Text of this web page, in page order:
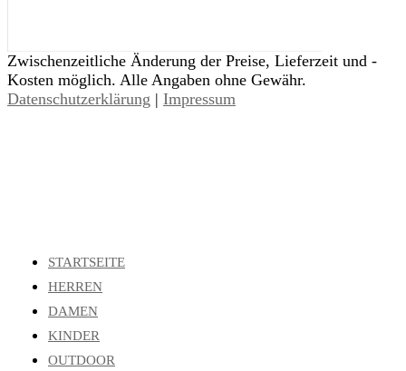
Zwischenzeitliche Änderung der Preise, Lieferzeit und -
Kosten möglich. Alle Angaben ohne Gewähr.
Datenschutzerklärung | Impressum
STARTSEITE
HERREN
DAMEN
KINDER
OUTDOOR